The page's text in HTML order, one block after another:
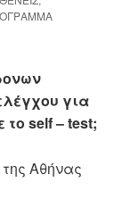
για
self – test;
Αθήνας